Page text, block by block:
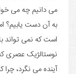
می دانیم چه می
به آن دست یابیم؟
است که نمی تواند
نوستالژیک عصری
آینده می نگرد،